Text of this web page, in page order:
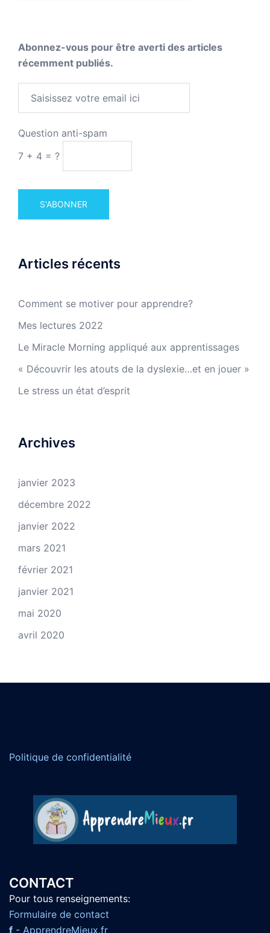
Abonnez-vous pour être averti des articles
récemment publiés.
Question anti-spam
7 + 4 = ?
Articles récents
Comment se motiver pour apprendre?
Mes lectures 2022
Le Miracle Morning appliqué aux apprentissages
« Découvrir les atouts de la dyslexie…et en jouer »
Le stress un état d’esprit
Archives
janvier 2023
décembre 2022
janvier 2022
mars 2021
février 2021
janvier 2021
mai 2020
avril 2020
Politique de confidentialité
CONTACT
Pour tous renseignements:
Formulaire de contact
f - ApprendreMieux.fr